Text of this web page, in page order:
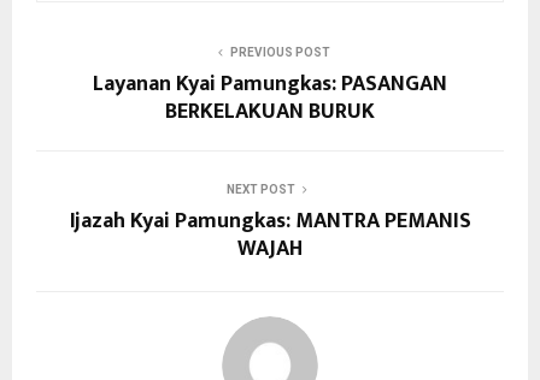
PREVIOUS POST
Layanan Kyai Pamungkas: PASANGAN
BERKELAKUAN BURUK
NEXT POST
Ijazah Kyai Pamungkas: MANTRA PEMANIS
WAJAH